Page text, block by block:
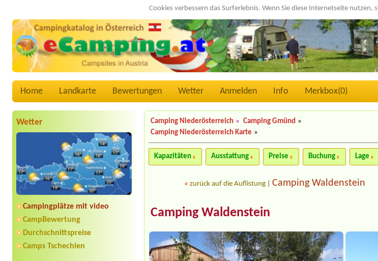
Cookies verbessern das Surferlebnis. Wenn Sie diese Internetseite nutzen,
Home Landkarte Bewertungen Wetter Anmelden Info Merkbox(0)
Wetter
Campingplätze mit video
CampBewertung
Durchschnittspreise
Camps Tschechien
Camping Niederösterreich » Camping Gmünd »
Camping Niederösterreich Karte »
Kapazitäten Ausstattung Preise Buchung Lage
«zurück auf die Auflistung |Camping Waldenstein
Camping Waldenstein